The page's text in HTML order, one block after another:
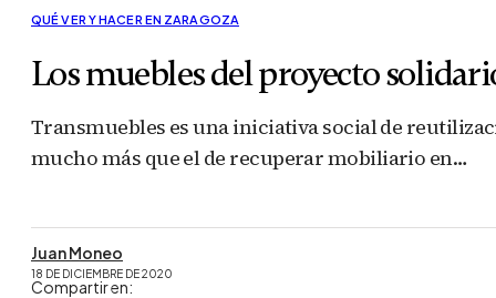
QUÉ VER Y HACER EN ZARAGOZA
Los muebles del proyecto
Transmuebles es una iniciativa social de
mucho más que el de recuperar mobiliario en…
Juan Moneo
18 DE DICIEMBRE DE 2020
Compartir en: